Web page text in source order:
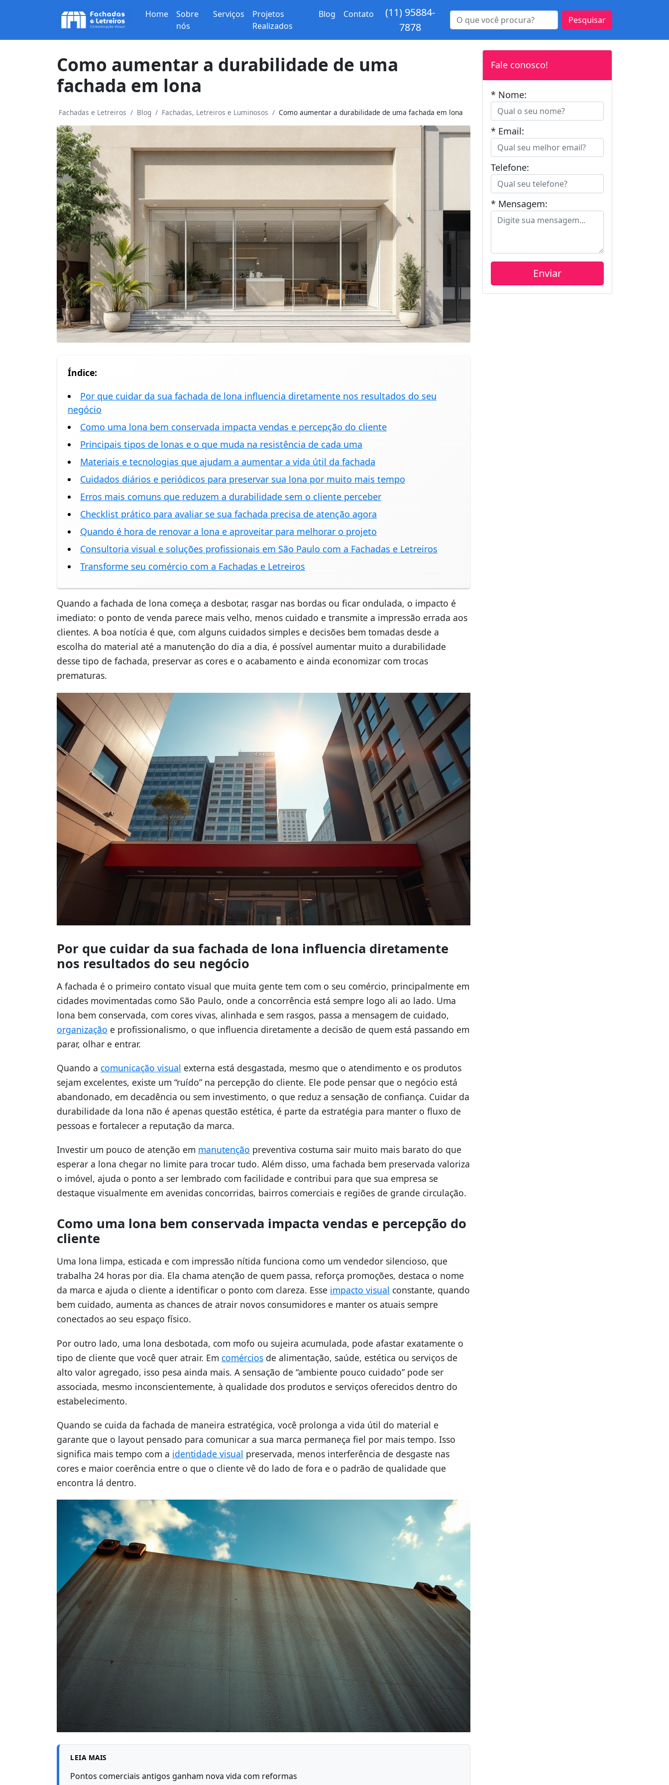
Home
Sobre
nós
Serviços
Projetos
Realizados
Blog Contato
(11) 95884-
7878
Pesquisar
Como aumentar a durabilidade de uma
fachada em lona
Fachadas e Letreiros Blog Fachadas, Letreiros e Luminosos Como aumentar a durabilidade de uma fachada em lona
Índice:
Por que cuidar da sua fachada de lona influencia diretamente nos resultados do seu
negócio
Como uma lona bem conservada impacta vendas e percepção do cliente
Principais tipos de lonas e o que muda na resistência de cada uma
Materiais e tecnologias que ajudam a aumentar a vida útil da fachada
Cuidados diários e periódicos para preservar sua lona por muito mais tempo
Erros mais comuns que reduzem a durabilidade sem o cliente perceber
Checklist prático para avaliar se sua fachada precisa de atenção agora
Quando é hora de renovar a lona e aproveitar para melhorar o projeto
Consultoria visual e soluções profissionais em São Paulo com a Fachadas e Letreiros
Transforme seu comércio com a Fachadas e Letreiros
Quando a fachada de lona começa a desbotar, rasgar nas bordas ou ficar ondulada, o impacto é
imediato: o ponto de venda parece mais velho, menos cuidado e transmite a impressão errada aos
clientes. A boa notícia é que, com alguns cuidados simples e decisões bem tomadas desde a
escolha do material até a manutenção do dia a dia, é possível aumentar muito a durabilidade
desse tipo de fachada, preservar as cores e o acabamento e ainda economizar com trocas
prematuras.
Por que cuidar da sua fachada de lona influencia diretamente
nos resultados do seu negócio
A fachada é o primeiro contato visual que muita gente tem com o seu comércio, principalmente em
cidades movimentadas como São Paulo, onde a concorrência está sempre logo ali ao lado. Uma
lona bem conservada, com cores vivas, alinhada e sem rasgos, passa a mensagem de cuidado,
organização e profissionalismo, o que influencia diretamente a decisão de quem está passando em
parar, olhar e entrar.
Quando a comunicação visual externa está desgastada, mesmo que o atendimento e os produtos
sejam excelentes, existe um “ruído” na percepção do cliente. Ele pode pensar que o negócio está
abandonado, em decadência ou sem investimento, o que reduz a sensação de confiança. Cuidar da
durabilidade da lona não é apenas questão estética, é parte da estratégia para manter o fluxo de
pessoas e fortalecer a reputação da marca.
Investir um pouco de atenção em manutenção preventiva costuma sair muito mais barato do que
esperar a lona chegar no limite para trocar tudo. Além disso, uma fachada bem preservada valoriza
o imóvel, ajuda o ponto a ser lembrado com facilidade e contribui para que sua empresa se
destaque visualmente em avenidas concorridas, bairros comerciais e regiões de grande circulação.
Como uma lona bem conservada impacta vendas e percepção do
cliente
Uma lona limpa, esticada e com impressão nítida funciona como um vendedor silencioso, que
trabalha 24 horas por dia. Ela chama atenção de quem passa, reforça promoções, destaca o nome
da marca e ajuda o cliente a identificar o ponto com clareza. Esse impacto visual constante, quando
bem cuidado, aumenta as chances de atrair novos consumidores e manter os atuais sempre
conectados ao seu espaço físico.
Por outro lado, uma lona desbotada, com mofo ou sujeira acumulada, pode afastar exatamente o
tipo de cliente que você quer atrair. Em comércios de alimentação, saúde, estética ou serviços de
alto valor agregado, isso pesa ainda mais. A sensação de “ambiente pouco cuidado” pode ser
associada, mesmo inconscientemente, à qualidade dos produtos e serviços oferecidos dentro do
estabelecimento.
Quando se cuida da fachada de maneira estratégica, você prolonga a vida útil do material e
garante que o layout pensado para comunicar a sua marca permaneça fiel por mais tempo. Isso
significa mais tempo com a identidade visual preservada, menos interferência de desgaste nas
cores e maior coerência entre o que o cliente vê do lado de fora e o padrão de qualidade que
encontra lá dentro.
LEIA MAIS
Pontos comerciais antigos ganham nova vida com reformas
Fale conosco!
* Nome:
* Email:
Telefone:
* Mensagem: